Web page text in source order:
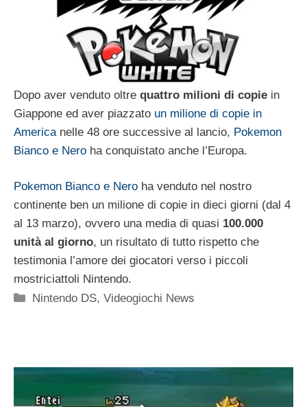
Dopo aver venduto oltre quattro milioni di copie in
Giappone ed aver piazzato un milione di copie in
America nelle 48 ore successive al lancio, Pokemon
Bianco e Nero ha conquistato anche l’Europa.
Pokemon Bianco e Nero ha venduto nel nostro
continente ben un milione di copie in dieci giorni (dal 4
al 13 marzo), ovvero una media di quasi 100.000
unità al giorno, un risultato di tutto rispetto che
testimonia l’amore dei giocatori verso i piccoli
mostriciattoli Nintendo.
Categorie
Nintendo DS,Videogiochi News